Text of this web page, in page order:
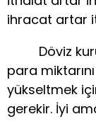
ihracat artar
Döviz
para
yükseltmek
gerekir. İyi